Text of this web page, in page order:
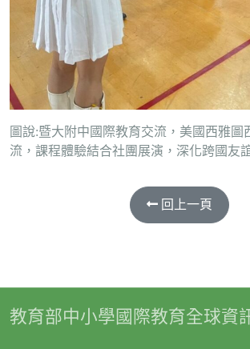
圖說:暨大附中國際教育交流，美國西雅圖
流，課程體驗結合社團展演，深化跨國友
回上一頁
教育部中小學國際教育全球資